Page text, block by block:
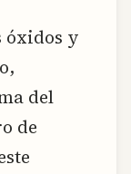
óxidos y
del
de